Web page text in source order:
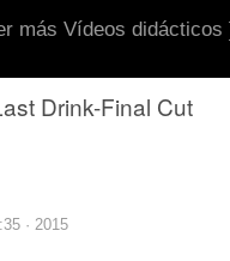
más Vídeos didácticos
Drink-Final Cut
· 2015